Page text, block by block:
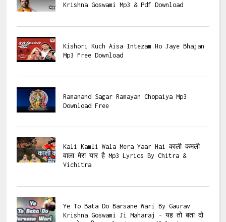
Krishna Goswami Mp3 & Pdf Download
Kishori Kuch Aisa Intezam Ho Jaye Bhajan
Mp3 Free Download
Ramanand Sagar Ramayan Chopaiya Mp3
Download Free
Kali Kamli Wala Mera Yaar Hai काली कमली
वाला मेरा यार है Mp3 Lyrics By Chitra &
Vichitra
Ye To Bata Do Barsane Wari By Gaurav
Krishna Goswami Ji Maharaj - यह तो बता दो